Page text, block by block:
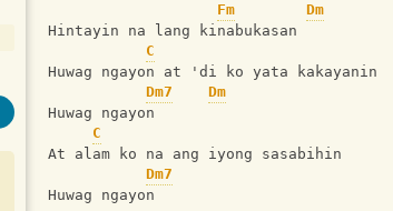
Fm
Dm
Hintayin na lang kinabukasan
C
Huwag ngayon at 'di ko yata kakayanin
Dm7
Dm
Huwag ngayon
C
At alam ko na ang iyong sasabihin
Dm7
Huwag ngayon